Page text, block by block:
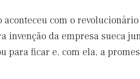
aconteceu com o
invenção da empresa sueca
para ficar e, com ela, a